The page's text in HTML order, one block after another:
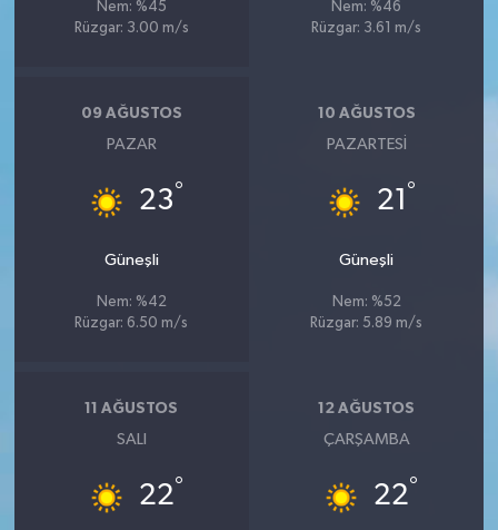
Nem: %45
Rüzgar: 3.00 m/s
Nem: %46
Rüzgar: 3.61 m/s
09 AĞUSTOS
PAZAR
23°
Güneşli
Nem: %42
Rüzgar: 6.50 m/s
10 AĞUSTOS
PAZARTESI
21 °
Güneşli
Nem: %52
Rüzgar: 5.89 m/s
11 AĞUSTOS
SALI
22°
12 AĞUSTOS
ÇARŞAMBA
22°